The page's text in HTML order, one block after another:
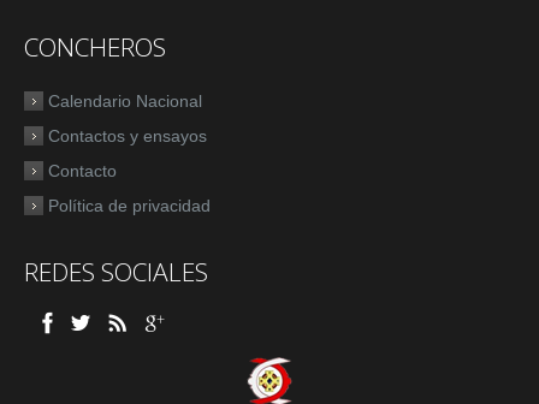
CONCHEROS
Calendario Nacional
Contactos y ensayos
Contacto
Política de privacidad
REDES SOCIALES